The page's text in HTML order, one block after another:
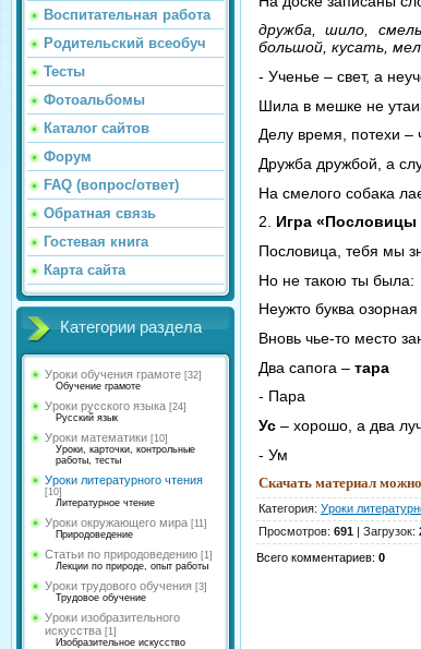
Воспитательная работа
Родительский всеобуч
Тесты
Фотоальбомы
Каталог сайтов
Форум
FAQ (вопрос/ответ)
Обратная связь
Гостевая книга
Карта сайта
Категории раздела
Уроки обучения грамоте [32]
Обучение грамоте
Уроки русского языка [24]
Русский язык
Уроки математики [10]
Уроки, карточки, контрольные
работы, тесты
Уроки литературного чтения
[10]
Литературное чтение
Уроки окружающего мира [11]
Природоведение
Статьи по природоведению [1]
Лекции по природе, опыт работы
Уроки трудового обучения [3]
Трудовое обучение
Уроки изобразительного
искусства [1]
Изобразительное искусство
дружба, шило,
большой, кусать,
- Ученье – свет, а
Шила в мешке не
Делу время, потехи –
Дружба дружбой, а
На смелого собака
2. Игра «Пословицы
Пословица, тебя мы
Но не такою ты была:
Неужто буква озорная
Вновь чье-то место
Два сапога – тара
- Пара
Ус – хорошо, а два
- Ум
Скачать материал можно
Категория: Уроки
Просмотров: 691 | Загрузок:
Всего комментариев: 0